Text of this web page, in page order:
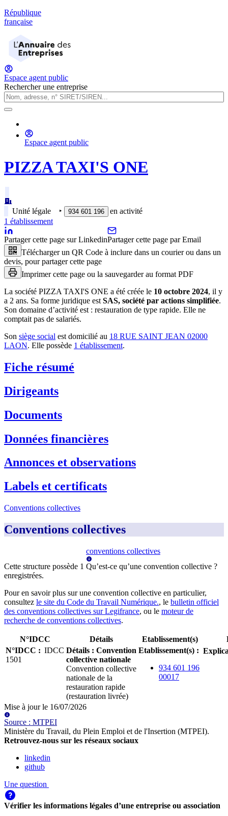
République
française
Espace agent public
Rechercher une entreprise
Espace agent public
PIZZA TAXI'S ONE
Unité légale ‣ 934 601 196
en activité
1 établissement
Partager cette page sur LinkedinPartager cette page par Email
Télécharger un QR Code à inclure dans un courier ou dans un
devis, pour partager cette page
Imprimer cette page ou la sauvegarder au format PDF
La société PIZZA TAXI'S ONE a été créée le 10 octobre 2024, il y
a 2 ans. Sa forme juridique est SAS, société par actions simplifiée.
Son domaine d’activité est : restauration de type rapide. Elle ne
comptait pas de salariés.
Son siège social est domicilié au 18 RUE SAINT JEAN 02000
LAON. Elle possède 1 établissement.
Fiche résumé
Dirigeants
Documents
Données financières
Annonces et observations
Labels et certificats
Conventions collectives
Conventions collectives
Cette structure possède 1
conventions collectives
Qu’est-ce qu’une convention collective ?
enregistrées.
Pour en savoir plus sur une convention collective en particulier,
consultez le site du Code du Travail Numérique., le bulletin officiel
des conventions collectives sur Legifrance, ou le moteur de
recherche de conventions collectives.
N°IDCC Détails Etablissement(s)
N°IDCC : IDCC
1501
Détails : Convention
collective nationale
Convention collective
nationale de la
restauration rapide
(restauration livrée)
Etablissement(s) :
934 601 196
00017
Mise à jour le 16/07/2026
Source : MTPEI
Ministère du Travail, du Plein Emploi et de l'Insertion (MTPEI).
Retrouvez-nous sur les réseaux sociaux
linkedin
github
Une question
Vérifier les informations légales d’une entreprise ou association